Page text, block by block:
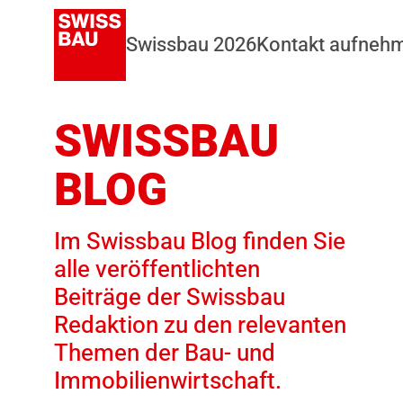
Swissbau 2026Kontakt
SWISSBAU
BLOG
Im Swissbau Blog finden Sie
alle veröffentlichten
Beiträge der Swissbau
Redaktion zu den relevanten
Themen der Bau- und
Immobilienwirtschaft.